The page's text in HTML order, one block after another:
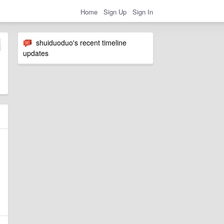
Home Sign Up Sign In
shuiduoduo's recent timeline
updates